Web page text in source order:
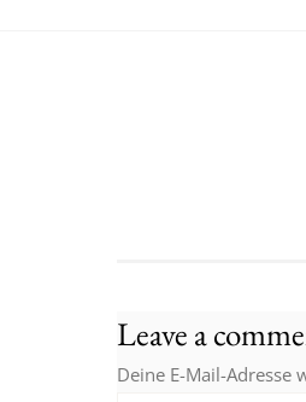
Leave a
Deine E-Mail-